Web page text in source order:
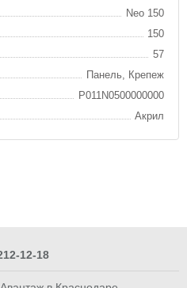
Neo 150
150
57
Панель, Крепеж
P011N0500000000
Акрил
12-18